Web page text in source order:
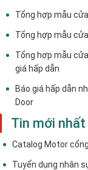
Tổng hợp mẫu
Tổng hợp mẫu
Tổng hợp mẫu
giá hấp dẫn
Báo giá hấp dẫn
Door
Tin mới nhất
Catalog Motor
Tuyển dụng nhân